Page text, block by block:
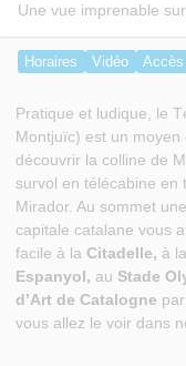
Une vue imprenable
Horaires Vidéo Accès
Pratique et ludique, le
Montjuïc) est un
découvrir la colline de
survol en télécabine en
Mirador. Au sommet
capitale catalane vous
facile à laCitadelle, à la
Espanyol, au Stade
d’Art de Catalogne
vous allez le voir dans